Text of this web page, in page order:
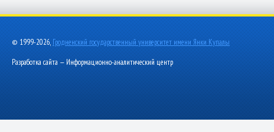
© 1999-2026, Гродненский государственный университет имени Янки Купалы
Разработка сайта — Информационно-аналитический центр